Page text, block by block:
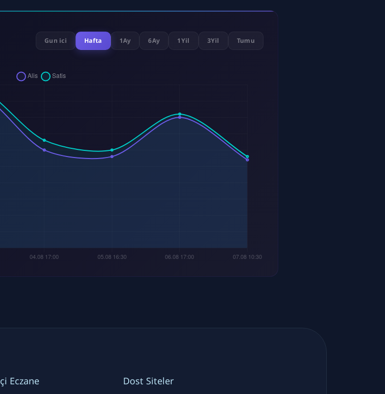
Gun ici Hafta 1Ay 6Ay 1Yil 3Yil Tumu
Eczane Dost Siteler